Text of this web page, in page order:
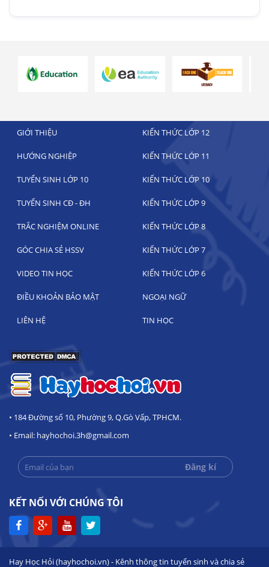
GIỚI THIỆU KIẾN THỨC LỚP 12
HƯỚNG NGHIỆP KIẾN THỨC LỚP 11
TUYỂN SINH LỚP 10 KIẾN THỨC LỚP 10
TUYỂN SINH CĐ - ĐH KIẾN THỨC LỚP 9
TRẮC NGHIỆM ONLINE KIẾN THỨC LỚP 8
GÓC CHIA SẺ HSSV KIẾN THỨC LỚP 7
VIDEO TIN HỌC KIẾN THỨC LỚP 6
ĐIỀU KHOẢN BẢO MẬT NGOẠI NGỮ
LIÊN HỆ TIN HỌC
• 184 Đường số 10, Phường 9, Q.Gò Vấp, TPHCM.
• Email: hayhochoi.3h@gmail.com
KẾT NỐI VỚI CHÚNG TÔI
Hay Học Hỏi (hayhochoi.vn) - Kênh thông tin tuyển sinh và chia sẻ